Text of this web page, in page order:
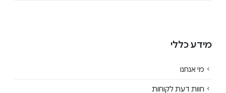
מידע כללי
מי אנחנו
חוות דעת לקוחות